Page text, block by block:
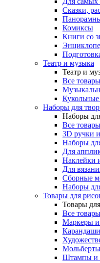
Сказки,
Комиксы
Книги со
Театр и музыка
Театр и
Все товары
Кукольные
Наборы для
Наборы
Все товары
3D ручки
Наборы
Для
Наклейки
Для
Сборные
Наборы
Товары для
Товары
Все товары
Маркеры
Штампы и